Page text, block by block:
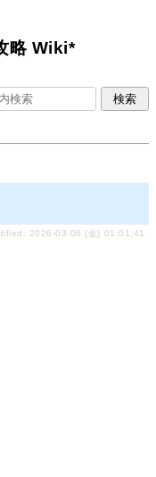
略 Wiki*
2026-03-06 (金) 01:01:41